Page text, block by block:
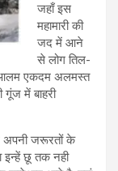
जहाँ इस
महामारी की
जद में आने
से लोग तिल-
आलम एकदम अलमस्त
गूंज में बाहरी
अपनी जरूरतों के
इन्हें छू तक नही